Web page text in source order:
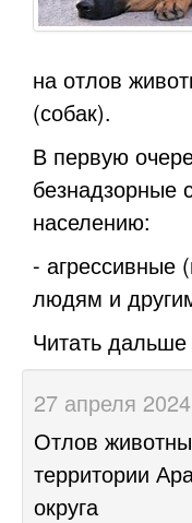
на отлов
(собак).
В первую
безнадзорные
населению:
- агрессивные
людям и
Читать
27 апреля 2024
Отлов
территории
округа